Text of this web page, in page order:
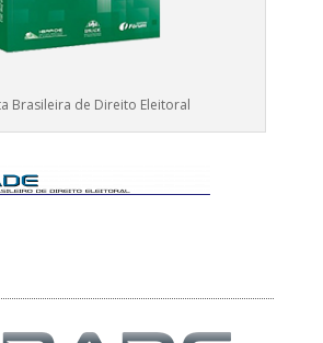
Brasileira de Direito Eleitoral